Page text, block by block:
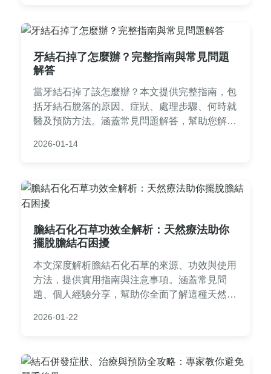
牙結石掉了怎麼辦？完整指南與常見問題
解答
當牙結石掉了該怎麼辦？本文提供完整指南，包
括牙結石脫落的原因、症狀、處理步驟、何時就
醫及預防方法。涵蓋常見問題解答，幫助您解決
2026-01-14
膽結石化石草功效全解析：天然療法助你
擺脫膽結石困擾
本文深度解析膽結石化石草的來源、功效與使用
方法，提供實用指南與注意事項。涵蓋常見問
題、個人經驗分享，幫助你全面了解這種天然療
用提醒，以及與其他療法的比較，適合正在尋找
2026-01-22